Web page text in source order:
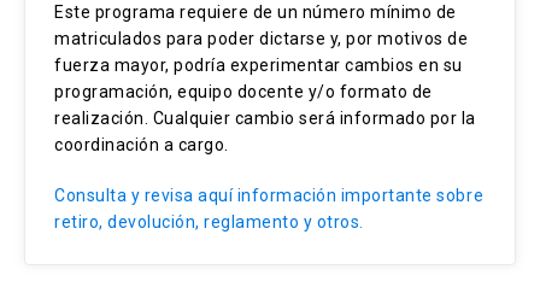
indique el alumno o a través de un vale vista que
deberá ser retirado en cualquier sucursal del
Banco Santander. *El 10% corresponde al uso de
vacante y se calcula en base al precio publicado,
no el valor final pagado.
Este programa requiere de un número mínimo de
matriculados para poder dictarse y, por motivos de
fuerza mayor, podría experimentar cambios en su
programación, equipo docente y/o formato de
realización. Cualquier cambio será informado por la
coordinación a cargo.
Consulta y revisa aquí información importante sobre
retiro, devolución, reglamento y otros.